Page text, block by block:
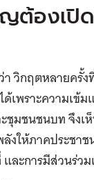
ต้องเปิ
วิกฤตหลายครั้ง
เพราะความเข้ม
ชุมชนชนบท จึง
งให้ภาคประชา
ละการมีส่วนร่วม